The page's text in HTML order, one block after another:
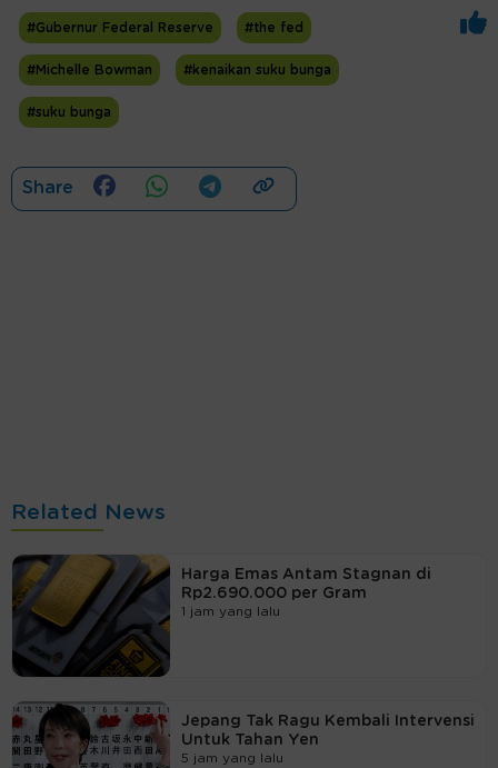
#Gubernur Federal Reserve #the fed
#Michelle Bowman #kenaikan suku bunga
#suku bunga
Share
Related News
Harga Emas Antam Stagnan di
Rp2.690.000 per Gram
1 jam yang lalu
Jepang Tak Ragu Kembali Intervensi
Untuk Tahan Yen
5 jam yang lalu